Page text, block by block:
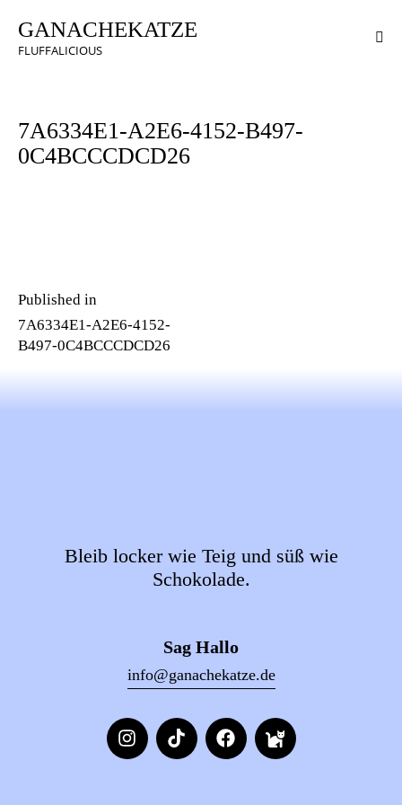
GANACHEKATZE
FLUFFALICIOUS
7A6334E1-A2E6-4152-B497-
0C4BCCCDCD26
Published in
7A6334E1-A2E6-4152-
B497-0C4BCCCDCD26
Bleib locker wie Teig und süß wie
Schokolade.
Sag Hallo
info@ganachekatze.de